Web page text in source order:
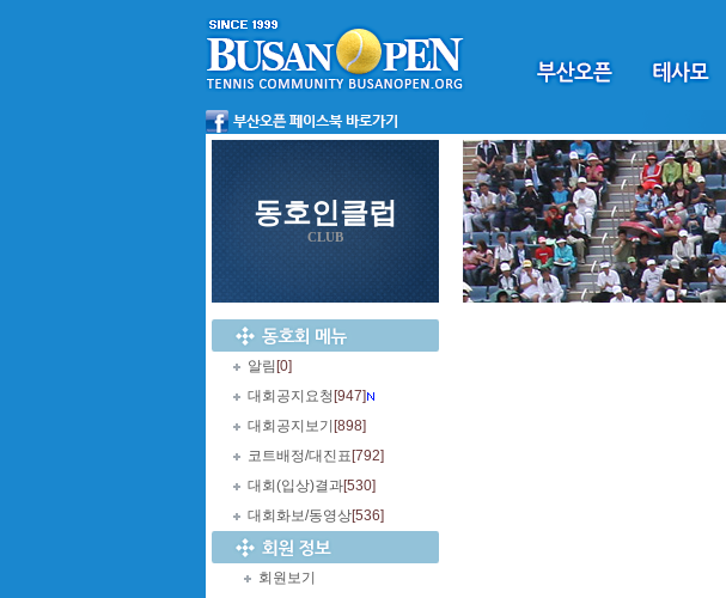
동호인클럽
CLUB
알림 [0]
대회공지요청 [947]
대회공지보기 [898]
코트배정/대진표 [792]
대회(입상)결과[530]
대회화보/동영상[536]
회원보기